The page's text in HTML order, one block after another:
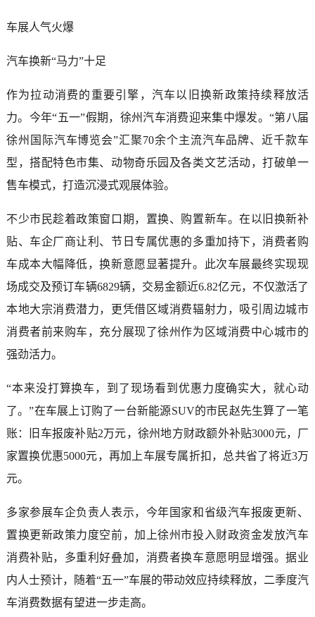
车展人气火爆
汽车换新“马力”十足
作为拉动消费的重要引擎，汽车以旧换新政策持续释放活
力。今年“五一”假期，徐州汽车消费迎来集中爆发。“第八届
徐州国际汽车博览会”汇聚70余个主流汽车品牌、近千款车
型，搭配特色市集、动物奇乐园及各类文艺活动，打破单一
售车模式，打造沉浸式观展体验。
不少市民趁着政策窗口期，置换、购置新车。在以旧换新补
贴、车企厂商让利、节日专属优惠的多重加持下，消费者购
车成本大幅降低，换新意愿显著提升。此次车展最终实现现
场成交及预订车辆6829辆，交易金额近6.82亿元，不仅激活了
本地大宗消费潜力，更凭借区域消费辐射力，吸引周边城市
消费者前来购车，充分展现了徐州作为区域消费中心城市的
强劲活力。
“本来没打算换车，到了现场看到优惠力度确实大，就心动
了。”在车展上订购了一台新能源SUV的市民赵先生算了一笔
账：旧车报废补贴2万元，徐州地方财政额外补贴3000元，厂
家置换优惠5000元，再加上车展专属折扣，总共省了将近3万
元。
多家参展车企负责人表示，今年国家和省级汽车报废更新、
置换更新政策力度空前，加上徐州市投入财政资金发放汽车
消费补贴，多重利好叠加，消费者换车意愿明显增强。据业
内人士预计，随着“五一”车展的带动效应持续释放，二季度汽
车消费数据有望进一步走高。